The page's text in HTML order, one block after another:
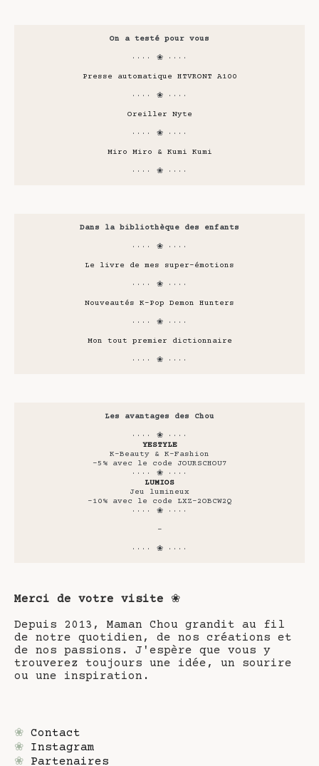
On a testé pour vous
···· ❀ ····
Presse automatique HTVRONT A100
···· ❀ ····
Oreiller Nyte
···· ❀ ····
Miro Miro & Kumi Kumi
···· ❀ ····
Dans la bibliothèque des enfants
···· ❀ ····
Le livre de mes super-émotions
···· ❀ ····
Nouveautés K-Pop Demon Hunters
···· ❀ ····
Mon tout premier dictionnaire
···· ❀ ····
Les avantages des Chou
···· ❀ ····
YESTYLE
K-Beauty & K-Fashion
-5% avec le code JOURSCHOU7
···· ❀ ····
LUMIOS
Jeu lumineux
-10% avec le code LXZ-2OBCW2Q
···· ❀ ····
-
···· ❀ ····
Merci de votre visite ❀
Depuis 2013, Maman Chou grandit au fil
de notre quotidien, de nos créations et
de nos passions. J'espère que vous y
trouverez toujours une idée, un sourire
ou une inspiration.
❀ Contact
❀ Instagram
❀ Partenaires